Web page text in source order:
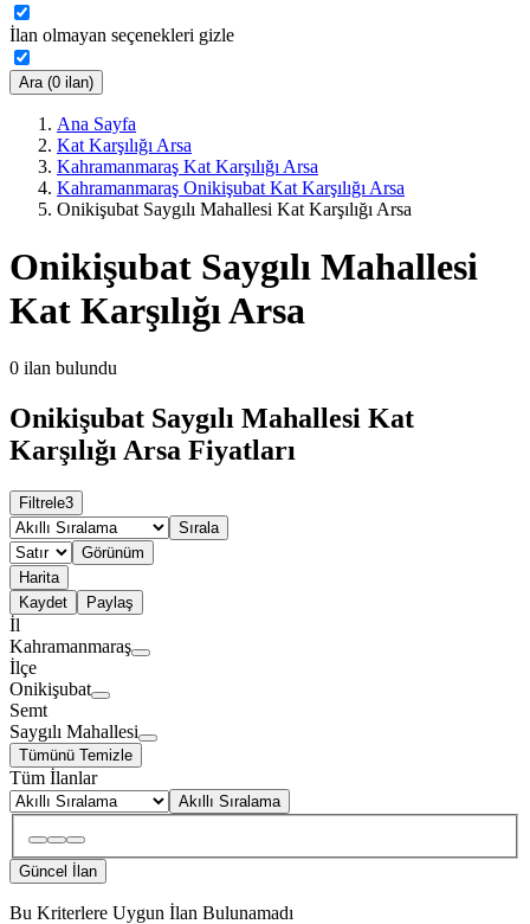
İlan olmayan seçenekleri gizle
Ara (0 ilan)
Ana Sayfa
Kat Karşılığı Arsa
Kahramanmaraş Kat Karşılığı Arsa
Kahramanmaraş Onikişubat Kat Karşılığı Arsa
Onikişubat Saygılı Mahallesi Kat Karşılığı Arsa
Onikişubat Saygılı Mahallesi
Kat Karşılığı Arsa
0 ilan bulundu
Onikişubat Saygılı Mahallesi Kat
Karşılığı Arsa Fiyatları
Filtrele3
Sırala
Görünüm
Harita
Kaydet
Paylaş
İl
Kahramanmaraş
İlçe
Onikişubat
Semt
Saygılı Mahallesi
Tümünü Temizle
Tüm İlanlar
Akıllı Sıralama
Güncel İlan
Bu Kriterlere Uygun İlan Bulunamadı